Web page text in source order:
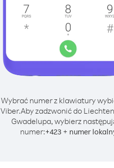
Wybrać numer z klawiatury
Viber.Aby zadzwonić do
Gwadelupa, wybierz
numer:+423+ numer